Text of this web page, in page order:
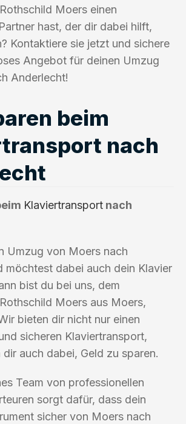
Moers einen
hast, der dir dabei hilft,
Kontaktiere sie jetzt und sichere
Angebot für deinen Umzug
Anderlecht!
beim
nach
Klaviertransport nach
Umzug von Moers nach
möchtest dabei auch dein Klavier
bist du bei uns, dem
Moers aus Moers,
bieten dir nicht nur einen
sicheren Klaviertransport,
auch dabei, Geld zu sparen.
Team von professionellen
sorgt dafür, dass dein
sicher von Moers nach